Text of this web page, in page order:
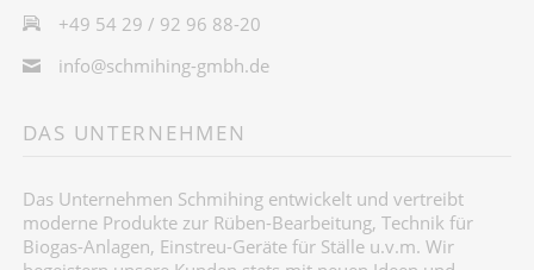
+49 54 29 / 92 96 88-20
info@schmihing-gmbh.de
DAS UNTERNEHMEN
Das Unternehmen Schmihing entwickelt und vertreibt
moderne Produkte zur Rüben-Bearbeitung, Technik für
Biogas-Anlagen, Einstreu-Geräte für Ställe u.v.m. Wir